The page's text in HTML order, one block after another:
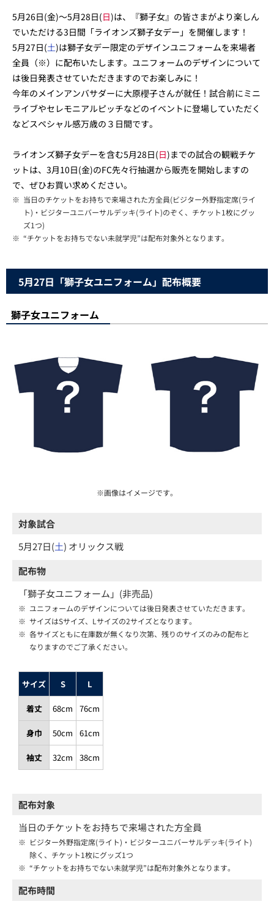
5月26日(金)～5月28日(日)は、『獅子女』の皆さまがより楽しん
でいただける3日間「ライオンズ獅子女デー」を開催します！
5月27日(土)は獅子女デー限定のデザインユニフォームを来場者
全員（※）に配布いたします。ユニフォームのデザインについて
は後日発表させていただきますのでお楽しみに！
今年のメインアンバサダーに大原櫻子さんが就任！試合前にミニ
ライブやセレモニアルピッチなどのイベントに登場していただく
などスペシャル感万歳の３日間です。
ライオンズ獅子女デーを含む5月28日(日)までの試合の観戦チケ
ットは、3月10日(金)のFC先々行抽選から販売を開始しますの
で、ぜひお買い求めください。
※ 当日のチケットをお持ちで来場された方全員(ビジター外野指定席(ライ
ト)・ビジターユニバーサルデッキ(ライト)のぞく、チケット1枚にグッ
ズ1つ)
※ “チケットをお持ちでない未就学児”は配布対象外となります。
5月27日「獅子女ユニフォーム」配布概要
獅子女ユニフォーム
※画像はイメージです。
対象試合
5月27日(土) オリックス戦
配布物
「獅子女ユニフォーム」(非売品)
※ ユニフォームのデザインについては後日発表させていただきます。
※ サイズはSサイズ、Lサイズの2サイズとなります。
※ 各サイズともに在庫数が無くなり次第、残りのサイズのみの配布と
なりますのでご了承ください。
サイズ S L
着丈 68cm 76cm
身巾 50cm 61cm
袖丈 32cm 38cm
配布対象
当日のチケットをお持ちで来場された方全員
※ ビジター外野指定席(ライト)・ビジターユニバーサルデッキ(ライト)
除く、チケット1枚にグッズ1つ
※ “チケットをお持ちでない未就学児”は配布対象外となります。
配布時間